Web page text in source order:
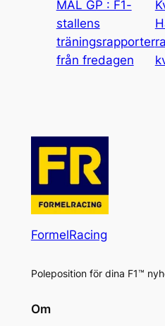
MAL GP : F1-
stallens
träningsrapporter
från fredagen
FormelRacing
Poleposition för dina F1™
Om